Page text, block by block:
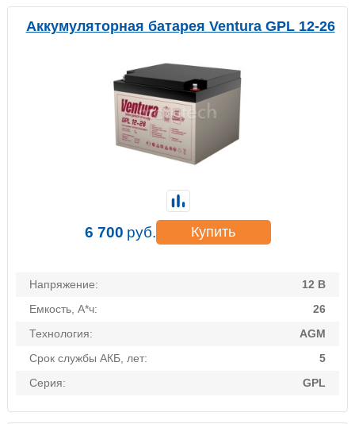
Аккумуляторная батарея Ventura GPL 12-26
Напряжение:
12 В
Емкость, А*ч:
26
Технология:
AGM
Срок службы АКБ, лет:
5
Серия:
GPL
6 700 руб. Купить